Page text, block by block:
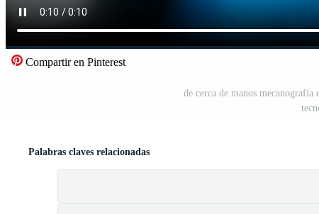
Compartir en Pinterest
de cerca de manos
Palabras claves relacionadas